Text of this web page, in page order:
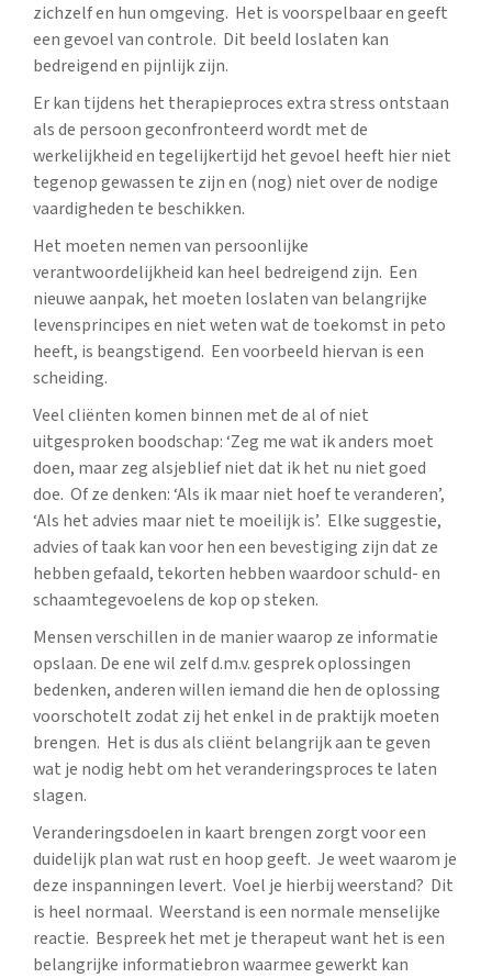
zichzelf en hun omgeving. Het is voorspelbaar en geeft
een gevoel van controle. Dit beeld loslaten kan
bedreigend en pijnlijk zijn.
Er kan tijdens het therapieproces extra stress ontstaan
als de persoon geconfronteerd wordt met de
werkelijkheid en tegelijkertijd het gevoel heeft hier niet
tegenop gewassen te zijn en (nog) niet over de nodige
vaardigheden te beschikken.
Het moeten nemen van persoonlijke
verantwoordelijkheid kan heel bedreigend zijn. Een
nieuwe aanpak, het moeten loslaten van belangrijke
levensprincipes en niet weten wat de toekomst in peto
heeft, is beangstigend. Een voorbeeld hiervan is een
scheiding.
Veel cliënten komen binnen met de al of niet
uitgesproken boodschap: ‘Zeg me wat ik anders moet
doen, maar zeg alsjeblief niet dat ik het nu niet goed
doe. Of ze denken: ‘Als ik maar niet hoef te veranderen’,
‘Als het advies maar niet te moeilijk is’. Elke suggestie,
advies of taak kan voor hen een bevestiging zijn dat ze
hebben gefaald, tekorten hebben waardoor schuld- en
schaamtegevoelens de kop op steken.
Mensen verschillen in de manier waarop ze informatie
opslaan. De ene wil zelf d.m.v. gesprek oplossingen
bedenken, anderen willen iemand die hen de oplossing
voorschotelt zodat zij het enkel in de praktijk moeten
brengen. Het is dus als cliënt belangrijk aan te geven
wat je nodig hebt om het veranderingsproces te laten
slagen.
Veranderingsdoelen in kaart brengen zorgt voor een
duidelijk plan wat rust en hoop geeft. Je weet waarom je
deze inspanningen levert. Voel je hierbij weerstand? Dit
is heel normaal. Weerstand is een normale menselijke
reactie. Bespreek het met je therapeut want het is een
belangrijke informatiebron waarmee gewerkt kan